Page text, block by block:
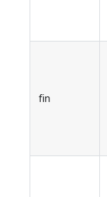
fin